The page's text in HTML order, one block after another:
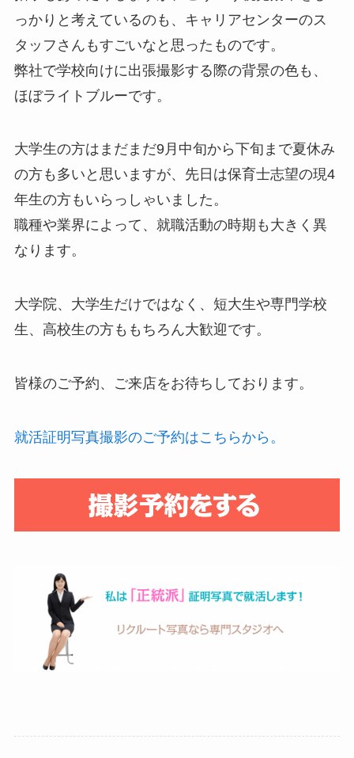
っかりと考えているのも、キャリアセンターのス
タッフさんもすごいなと思ったものです。
弊社で学校向けに出張撮影する際の背景の色も、
ほぼライトブルーです。
大学生の方はまだまだ9月中旬から下旬まで夏休み
の方も多いと思いますが、先日は保育士志望の現4
年生の方もいらっしゃいました。
職種や業界によって、就職活動の時期も大きく異
なります。
大学院、大学生だけではなく、短大生や専門学校
生、高校生の方ももちろん大歓迎です。
皆様のご予約、ご来店をお待ちしております。
就活証明写真撮影のご予約はこちらから。